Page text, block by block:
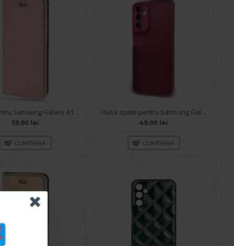
Husa pentru Samsung Galaxy A14 - Carte X-Power Rose
59.90 lei
CUMPARA
Husa spate pentru Samsung Galaxy A14- Catwalk Case Visiniu
49.90 lei
CUMPARA